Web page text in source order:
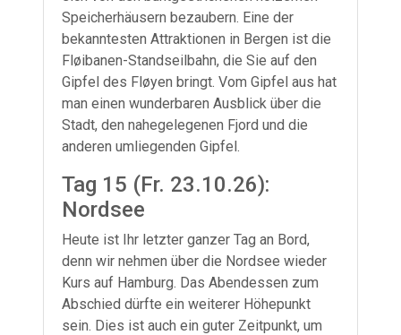
Speicherhäusern bezaubern. Eine der
bekanntesten Attraktionen in Bergen ist die
Fløibanen-Standseilbahn, die Sie auf den
Gipfel des Fløyen bringt. Vom Gipfel aus hat
man einen wunderbaren Ausblick über die
Stadt, den nahegelegenen Fjord und die
anderen umliegenden Gipfel.
Tag 15 (Fr. 23.10.26):
Nordsee
Heute ist Ihr letzter ganzer Tag an Bord,
denn wir nehmen über die Nordsee wieder
Kurs auf Hamburg. Das Abendessen zum
Abschied dürfte ein weiterer Höhepunkt
sein. Dies ist auch ein guter Zeitpunkt, um